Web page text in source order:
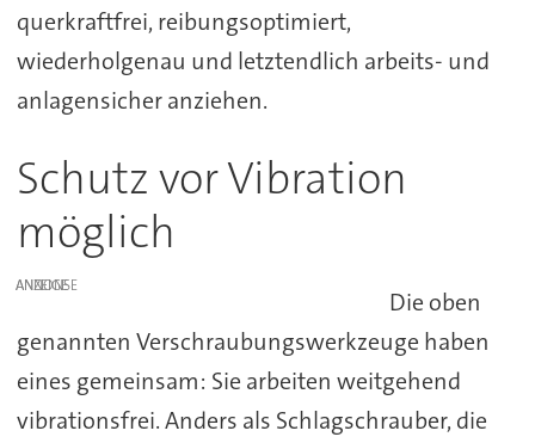
querkraftfrei, reibungsoptimiert,
wiederholgenau und letztendlich arbeits- und
anlagensicher anziehen.
Schutz vor Vibration
möglich
ANZEIGE
Die oben
genannten Verschraubungswerkzeuge haben
eines gemeinsam: Sie arbeiten weitgehend
vibrationsfrei. Anders als Schlagschrauber, die